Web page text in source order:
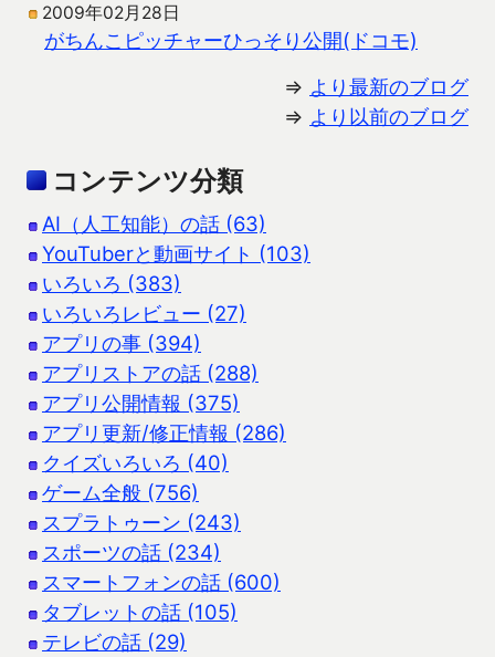
2009年02月28日
がちんこピッチャーひっそり公開(ドコモ)
⇒ より最新のブログ
⇒ より以前のブログ
コンテンツ分類
AI（人工知能）の話 (63)
YouTuberと動画サイト (103)
いろいろ (383)
いろいろレビュー (27)
アプリの事 (394)
アプリストアの話 (288)
アプリ公開情報 (375)
アプリ更新/修正情報 (286)
クイズいろいろ (40)
ゲーム全般 (756)
スプラトゥーン (243)
スポーツの話 (234)
スマートフォンの話 (600)
タブレットの話 (105)
テレビの話 (29)